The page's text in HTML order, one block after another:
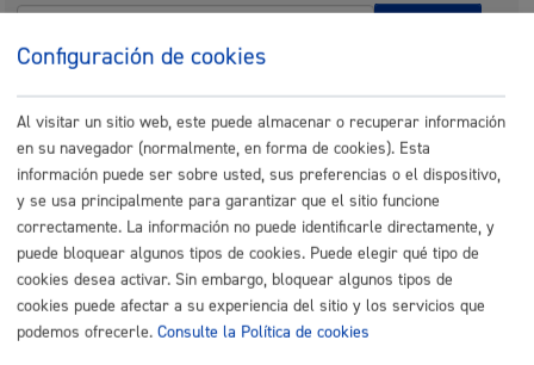
Listado completo de Trámites
Mercados y Ferias
Autorizaciones para la venta ambulante
ONLINE
PRESENCIAL
TELÉFONO
MÁQUINA
Configuración de cookies
Al visitar un sitio web, este puede almacenar o recuperar información
en su navegador (normalmente, en forma de cookies). Esta
información puede ser sobre usted, sus preferencias o el dispositivo,
y se usa principalmente para garantizar que el sitio funcione
correctamente. La información no puede identificarle directamente, y
puede bloquear algunos tipos de cookies. Puede elegir qué tipo de
cookies desea activar. Sin embargo, bloquear algunos tipos de
cookies puede afectar a su experiencia del sitio y los servicios que
podemos ofrecerle. Consulte la Política de cookies